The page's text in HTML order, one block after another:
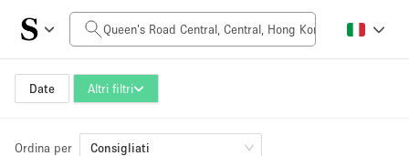
Date Altri filtri
Prezzo al giorno
HK$0
Dimensioni dello spazio
Ordina per Consigliati